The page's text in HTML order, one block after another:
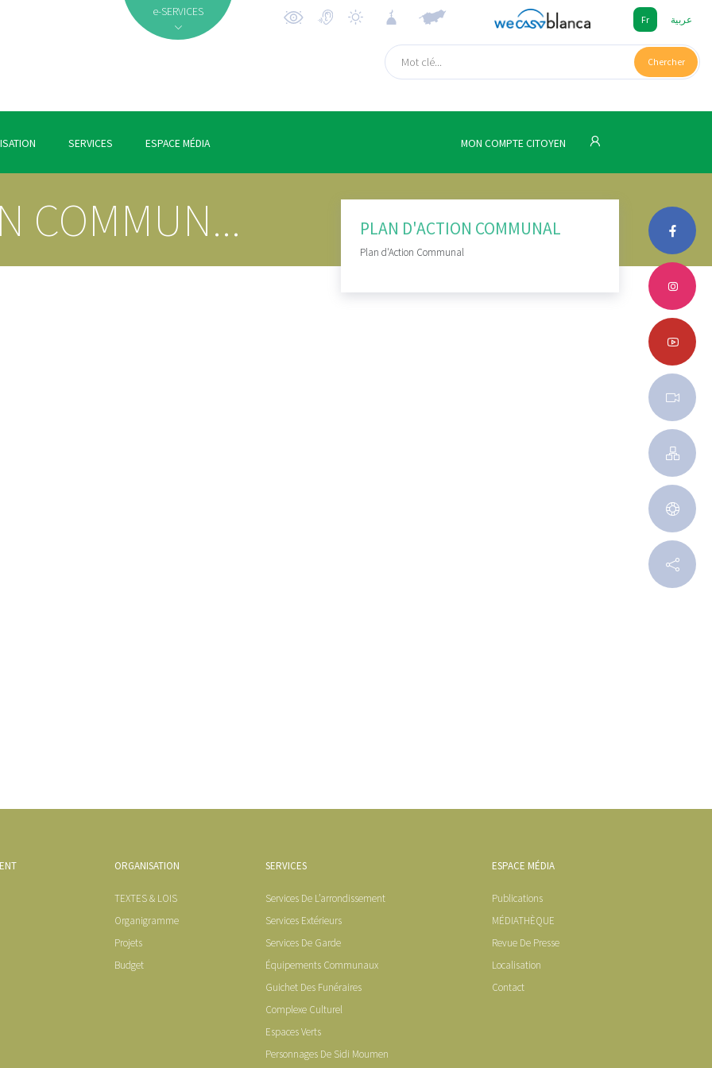
e-SERVICES
Fr عربية
Chercher
SERVICES ESPACE MÉDIA MON COMPTE CITOYEN
COMMUN... PLAN D'ACTION COMMUNAL
Plan d'Action Communal
ORGANISATION
TEXTES & LOIS
Organigramme
Projets
Budget
SERVICES
Services De L’arrondissement
Services Extérieurs
Services De Garde
Équipements Communaux
Guichet Des Funéraires
Complexe Culturel
Espaces Verts
Personnages De Sidi Moumen
ESPACE MÉDIA
Publications
MÉDIATHÈQUE
Revue De Presse
Localisation
Contact